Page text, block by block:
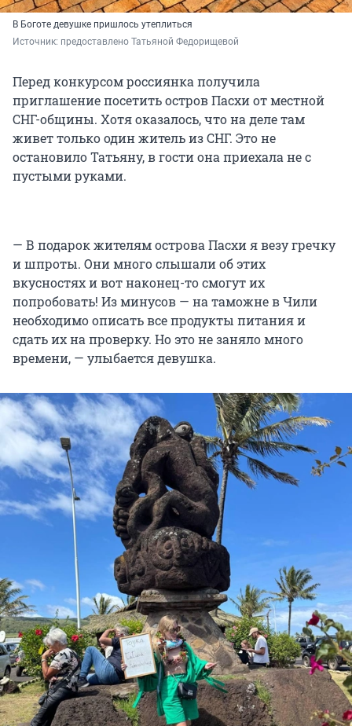
В Боготе девушке пришлось утеплиться
Источник: предоставлено Татьяной Федорищевой
Перед конкурсом россиянка получила
приглашение посетить остров Пасхи от местной
СНГ-общины. Хотя оказалось, что на деле там
живет только один житель из СНГ. Это не
остановило Татьяну, в гости она приехала не с
пустыми руками.
— В подарок жителям острова Пасхи я везу гречку
и шпроты. Они много слышали об этих
вкусностях и вот наконец-то смогут их
попробовать! Из минусов — на таможне в Чили
необходимо описать все продукты питания и
сдать их на проверку. Но это не заняло много
времени, — улыбается девушка.